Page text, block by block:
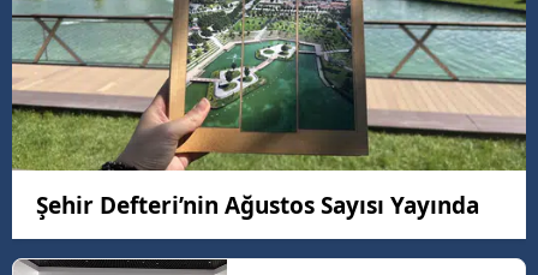
Şehir Defteri’nin Ağustos Sayısı Yayında